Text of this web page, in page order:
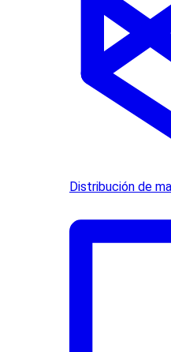
Distribución de